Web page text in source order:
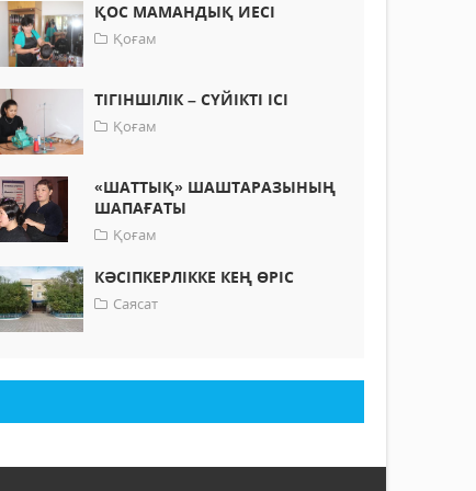
ҚОС МАМАНДЫҚ ИЕСІ
Қоғам
ТІГІНШІЛІК – СҮЙІКТІ ІСІ
Қоғам
«ШАТТЫҚ» ШАШТАРАЗЫНЫҢ
ШАПАҒАТЫ
Қоғам
КӘСІПКЕРЛІККЕ КЕҢ ӨРІС
Саясат